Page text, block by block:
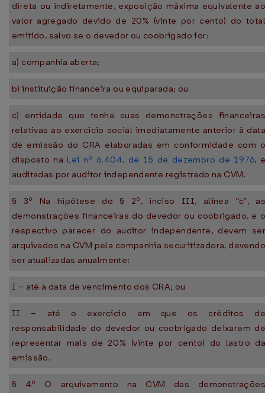
direta ou indiretamente, exposição máxima equivalente ao
valor agregado devido de 20% (vinte por cento) do total
emitido, salvo se o devedor ou coobrigado for:
a) companhia aberta;
b) instituição financeira ou equiparada; ou
c) entidade que tenha suas demonstrações financeiras
relativas ao exercício social imediatamente anterior à data
de emissão do CRA elaboradas em conformidade com o
disposto na Lei nº 6.404, de 15 de dezembro de 1976, e
auditadas por auditor independente registrado na CVM.
§ 3º Na hipótese do § 2º, inciso III, alínea “c”, as
demonstrações financeiras do devedor ou coobrigado, e o
respectivo parecer do auditor independente, devem ser
arquivados na CVM pela companhia securitizadora, devendo
ser atualizadas anualmente:
I – até a data de vencimento dos CRA; ou
II – até o exercício em que os créditos de
responsabilidade do devedor ou coobrigado deixarem de
representar mais de 20% (vinte por cento) do lastro da
emissão.
§ 4º O arquivamento na CVM das demonstrações